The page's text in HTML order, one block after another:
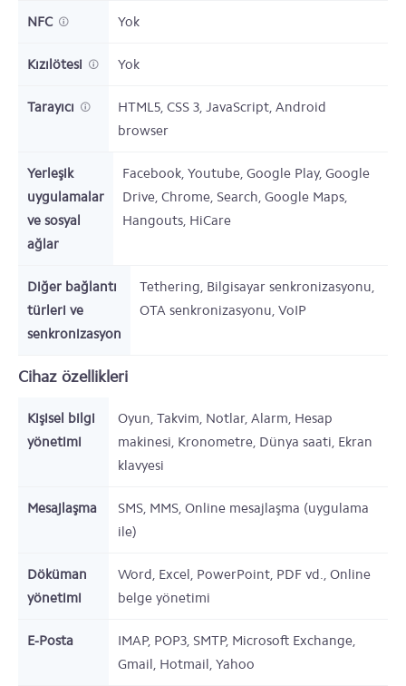
NFC Yok
Kızılötesi Yok
Tarayıcı
HTML5, CSS 3, JavaScript, Android
browser
Yerleşik
uygulamalar
ve sosyal
ağlar
Facebook, Youtube, Google Play, Google
Drive, Chrome, Search, Google Maps,
Hangouts, HiCare
Diğer bağlantı
türleri ve
senkronizasyon
Tethering, Bilgisayar senkronizasyonu,
OTA senkronizasyonu, VoIP
Cihaz özellikleri
Kişisel bilgi
yönetimi
Oyun, Takvim, Notlar, Alarm, Hesap
makinesi, Kronometre, Dünya saati, Ekran
klavyesi
Mesajlaşma
SMS, MMS, Online mesajlaşma (uygulama
ile)
Döküman
yönetimi
Word, Excel, PowerPoint, PDF vd., Online
belge yönetimi
E-Posta
IMAP, POP3, SMTP, Microsoft Exchange,
Gmail, Hotmail, Yahoo